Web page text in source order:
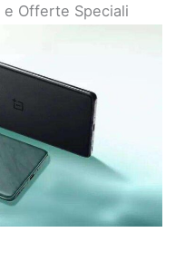
e Offerte Speciali